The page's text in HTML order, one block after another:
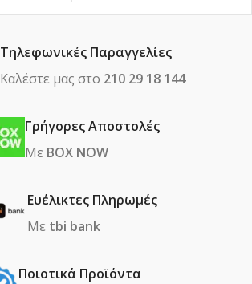
Τηλεφωνικές Παραγγελίες
Καλέστε μας στο 210 29 18 144
Γρήγορες Αποστολές
Με BOX NOW
Ευέλικτες Πληρωμές
Με tbi bank
Ποιοτικά Προϊόντα